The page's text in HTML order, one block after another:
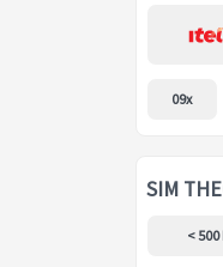
09x
SIM
< 500